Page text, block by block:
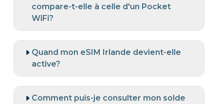
compare-t-elle à celle d'un Pocket
WiFi?
Quand mon eSIM Irlande devient-elle
active?
Comment puis-je consulter mon solde